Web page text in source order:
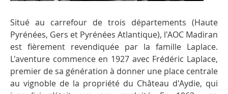
Situé au carrefour de trois départements (Haute
Pyrénées, Gers et Pyrénées Atlantique), l'AOC Madiran
est fièrement revendiquée par la famille Laplace.
L'aventure commence en 1927 avec Frédéric Laplace,
premier de sa génération à donner une place centrale
au vignoble de la propriété du Château d'Aydie, qui